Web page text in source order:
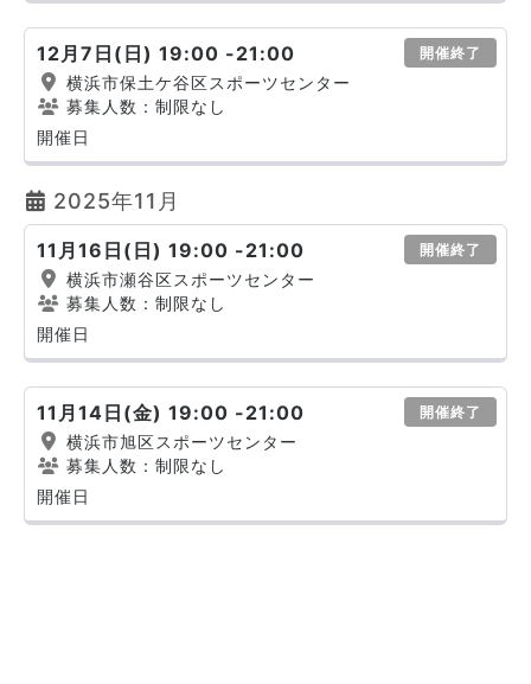
12月7日(日) 19:00 -21:00 開催終了
横浜市保土ケ谷区スポーツセンター
募集人数：制限なし
開催日
2025年11月
11月16日(日) 19:00 -21:00 開催終了
横浜市瀬谷区スポーツセンター
募集人数：制限なし
開催日
11月14日(金) 19:00 -21:00 開催終了
横浜市旭区スポーツセンター
募集人数：制限なし
開催日